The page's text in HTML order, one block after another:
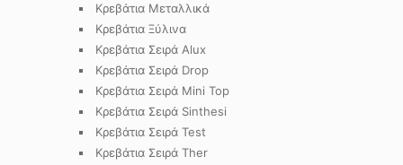
Κρεβάτια Μεταλλικά
Κρεβάτια Ξύλινα
Κρεβάτια Σειρά Alux
Κρεβάτια Σειρά Drop
Κρεβάτια Σειρά Mini Top
Κρεβάτια Σειρά Sinthesi
Κρεβάτια Σειρά Test
Κρεβάτια Σειρά Ther